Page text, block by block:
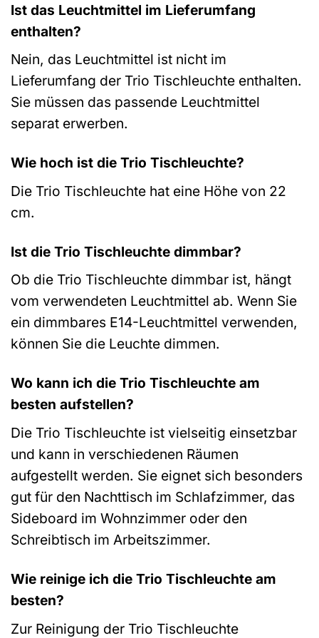
Ist das Leuchtmittel im Lieferumfang
enthalten?
Nein, das Leuchtmittel ist nicht im
Lieferumfang der Trio Tischleuchte enthalten.
Sie müssen das passende Leuchtmittel
separat erwerben.
Wie hoch ist die Trio Tischleuchte?
Die Trio Tischleuchte hat eine Höhe von 22
cm.
Ist die Trio Tischleuchte dimmbar?
Ob die Trio Tischleuchte dimmbar ist, hängt
vom verwendeten Leuchtmittel ab. Wenn Sie
ein dimmbares E14-Leuchtmittel verwenden,
können Sie die Leuchte dimmen.
Wo kann ich die Trio Tischleuchte am
besten aufstellen?
Die Trio Tischleuchte ist vielseitig einsetzbar
und kann in verschiedenen Räumen
aufgestellt werden. Sie eignet sich besonders
gut für den Nachttisch im Schlafzimmer, das
Sideboard im Wohnzimmer oder den
Schreibtisch im Arbeitszimmer.
Wie reinige ich die Trio Tischleuchte am
besten?
Zur Reinigung der Trio Tischleuchte